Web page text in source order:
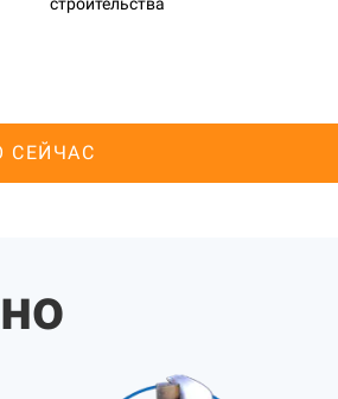
строительства
СЕЙЧАС